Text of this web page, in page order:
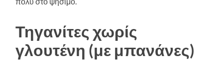
Τηγανίτες χωρίς
γλουτένη (με μπανάνες)